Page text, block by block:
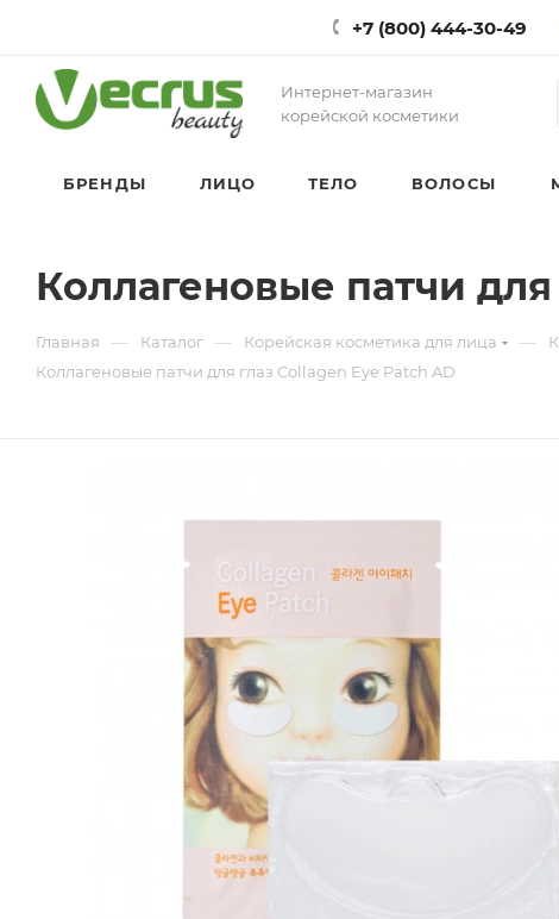
+7 (800) 444-30-49
Интернет-магазин
корейской косметики
БРЕНДЫ ЛИЦО ТЕЛО ВОЛОСЫ
Коллагеновые патчи
Главная — Каталог — Корейская косметика для лица —
Коллагеновые патчи для глаз Collagen Eye Patch AD